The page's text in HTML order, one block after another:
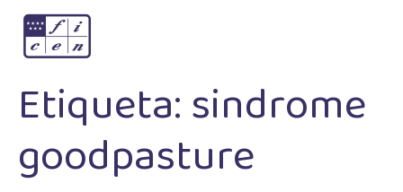
Etiqueta:sindrome
goodpasture